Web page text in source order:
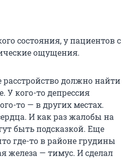
состояния, у пациентов с
ощущения.
должно найти
У кого-то депрессия
то — в других местах.
И как раз жалобы на
быть подсказкой. Еще
где-то в районе грудины
железа — тимус. И сделал